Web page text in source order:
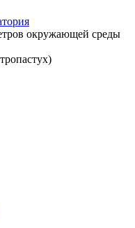
окружающей среды